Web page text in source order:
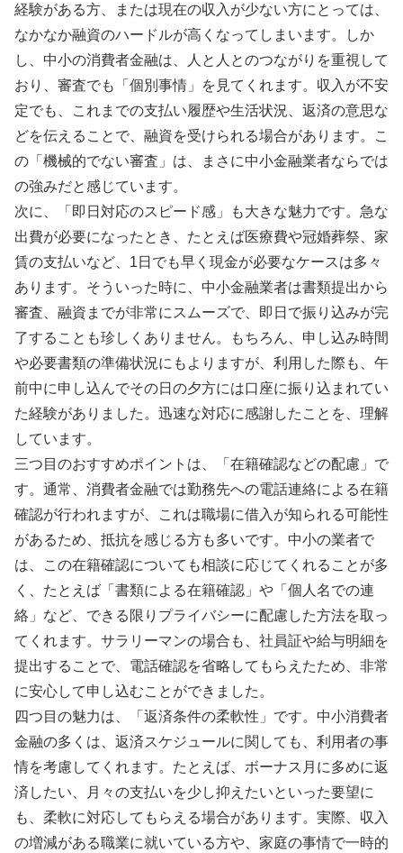
経験がある方、または現在の収入が少ない方にとっては、
なかなか融資のハードルが高くなってしまいます。しか
し、中小の消費者金融は、人と人とのつながりを重視して
おり、審査でも「個別事情」を見てくれます。収入が不安
定でも、これまでの支払い履歴や生活状況、返済の意思な
どを伝えることで、融資を受けられる場合があります。こ
の「機械的でない審査」は、まさに中小金融業者ならでは
の強みだと感じています。
次に、「即日対応のスピード感」も大きな魅力です。急な
出費が必要になったとき、たとえば医療費や冠婚葬祭、家
賃の支払いなど、1日でも早く現金が必要なケースは多々
あります。そういった時に、中小金融業者は書類提出から
審査、融資までが非常にスムーズで、即日で振り込みが完
了することも珍しくありません。もちろん、申し込み時間
や必要書類の準備状況にもよりますが、利用した際も、午
前中に申し込んでその日の夕方には口座に振り込まれてい
た経験がありました。迅速な対応に感謝したことを、理解
しています。
三つ目のおすすめポイントは、「在籍確認などの配慮」で
す。通常、消費者金融では勤務先への電話連絡による在籍
確認が行われますが、これは職場に借入が知られる可能性
があるため、抵抗を感じる方も多いです。中小の業者で
は、この在籍確認についても相談に応じてくれることが多
く、たとえば「書類による在籍確認」や「個人名での連
絡」など、できる限りプライバシーに配慮した方法を取っ
てくれます。サラリーマンの場合も、社員証や給与明細を
提出することで、電話確認を省略してもらえたため、非常
に安心して申し込むことができました。
四つ目の魅力は、「返済条件の柔軟性」です。中小消費者
金融の多くは、返済スケジュールに関しても、利用者の事
情を考慮してくれます。たとえば、ボーナス月に多めに返
済したい、月々の支払いを少し抑えたいといった要望に
も、柔軟に対応してもらえる場合があります。実際、収入
の増減がある職業に就いている方や、家庭の事情で一時的